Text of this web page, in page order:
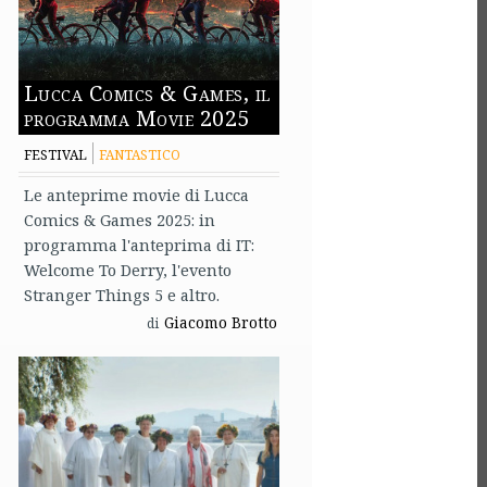
Lucca Comics & Games, il
programma Movie 2025
FESTIVAL FANTASTICO
Le anteprime movie di Lucca
Comics & Games 2025: in
programma l'anteprima di IT:
Welcome To Derry, l'evento
Stranger Things 5 e altro.
di Giacomo Brotto